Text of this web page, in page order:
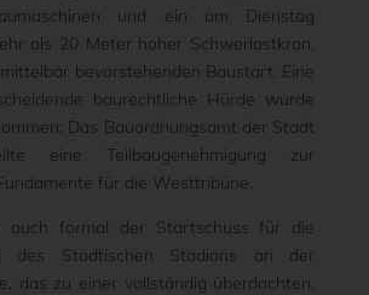
und ein am Dienstag
als 20 Meter hoher Schwerlastkran,
bevorstehenden Baustart. Eine
baurechtliche Hürde wurde
Das Bauordnungsamt der Stadt
eine Teilbaugenehmigung zur
für die Westtribüne.
auch formal der Startschuss für die
des Städtischen Stadions an der
das zu einer vollständig überdachten,